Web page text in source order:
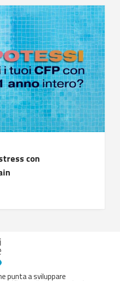
con
punta a sviluppare